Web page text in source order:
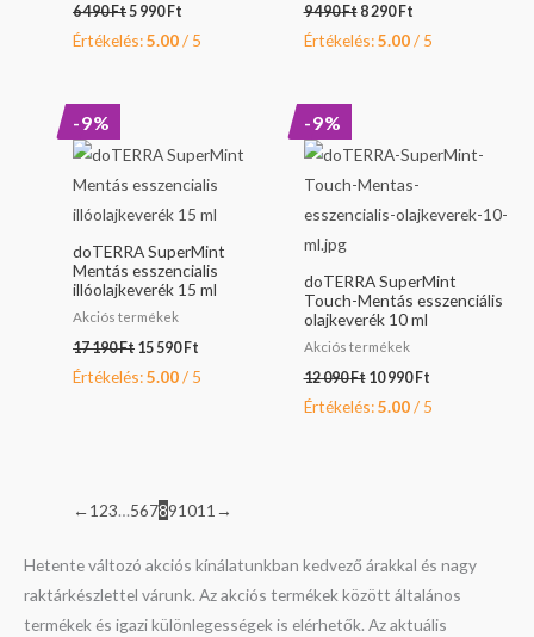
6 490Ft5 990 Ft
Értékelés:5.00/ 5
9 490Ft 8 290 Ft
Értékelés:5.00/ 5
-9%
doTERRA SuperMint
Mentás esszencialis
illóolajkeverék 15 ml
Akciós termékek
17 190Ft
was:
190 Ft.
15 590 Ft
is:
590 Ft.
Értékelés:5.00/ 5
-9%
doTERRA SuperMint
Touch-Mentás esszenciális
olajkeverék 10 ml
Akciós termékek
12 090Ft
was:
090 Ft.
10 990 Ft
is:
Értékelés:5.00/ 5
←1 23…567891011 →
Hetente változó akciós kínálatunkban kedvező árakkal és nagy
raktárkészlettel várunk. Az akciós termékek között általános
termékek és igazi különlegességek is elérhetők. Az aktuális